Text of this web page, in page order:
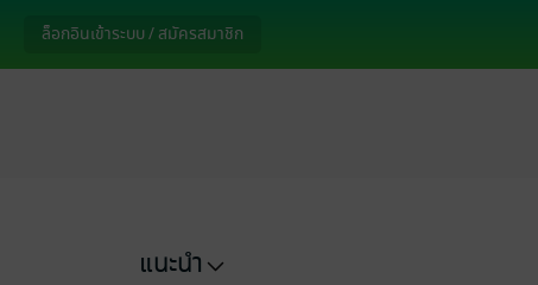
ล็อกอินเข้าระบบ / สมัครสมาชิก
แนะนำ